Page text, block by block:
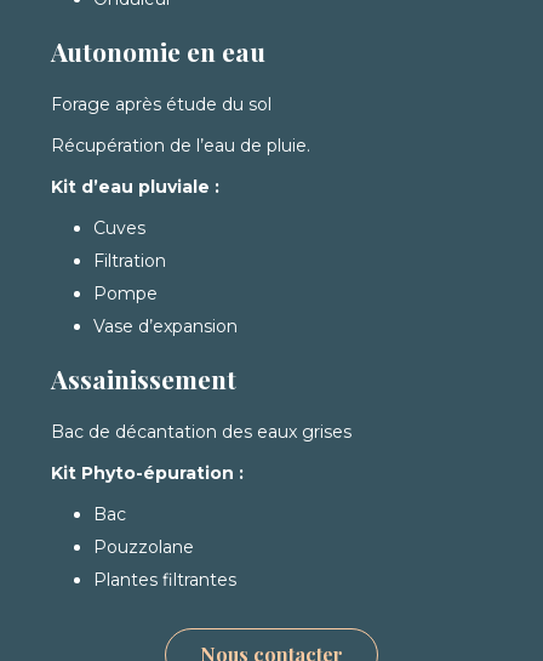
Autonomie en eau
Forage après étude du sol
Récupération de l’eau de pluie.
Kit d’eau pluviale :
Cuves
Filtration
Pompe
Vase d’expansion
Assainissement
Bac de décantation des eaux grises
Kit Phyto-épuration :
Bac
Pouzzolane
Plantes filtrantes
Nous contacter